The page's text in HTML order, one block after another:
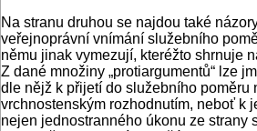
Na stranu druhou se najdou také
veřejnoprávní vnímání služebního
němu jinak vymezují, kteréžto shrnuje
Z dané množiny „protiargumentů“ lze
dle nějž k přijetí do služebního poměru
vrchnostenským rozhodnutím, neboť k
nejen jednostranného úkonu ze strany